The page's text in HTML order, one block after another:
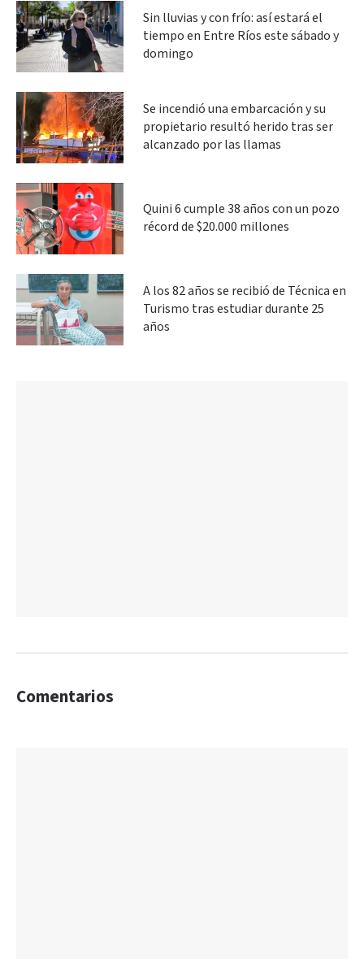
Sin lluvias y con frío: así estará el
tiempo en Entre Ríos este sábado y
domingo
Se incendió una embarcación y su
propietario resultó herido tras ser
alcanzado por las llamas
Quini 6 cumple 38 años con un pozo
récord de $20.000 millones
A los 82 años se recibió de Técnica en
Turismo tras estudiar durante 25
años
Comentarios